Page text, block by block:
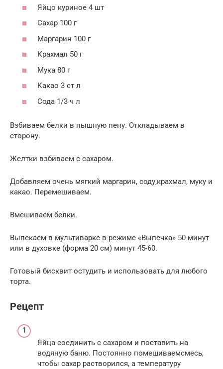
Яйцо куриное 4 шт
Сахар 100 г
Маргарин 100 г
Крахмал 50 г
Мука 80 г
Какао 3 ст л
Сода 1/3 ч л
Взбиваем белки в пышную пену. Откладываем в
сторону.
Желтки взбиваем с сахаром.
Добавляем очень мягкий маргарин, соду,крахмал, муку и
какао. Перемешиваем.
Вмешиваем белки.
Выпекаем в мультиварке в режиме «Выпечка» 50 минут
или в духовке (форма 20 см) минут 45-60.
Готовый бисквит остудить и использовать для любого
торта.
Рецепт
Яйца соединить с сахаром и поставить на
водяную баню. Постоянно помешиваемсмесь,
чтобы сахар растворился, а температуру